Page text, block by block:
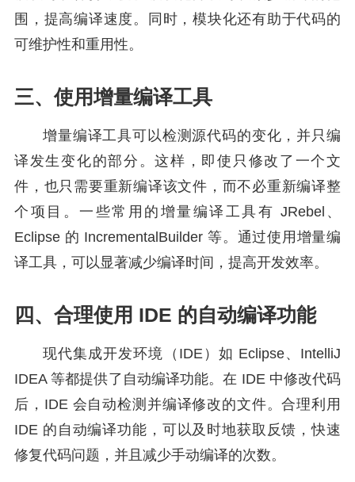
围，提高编译速度。同时，模块化还有助于代码的
可维护性和重用性。
三、使用增量编译工具
增量编译工具可以检测源代码的变化，并只编
译发生变化的部分。这样，即使只修改了一个文
件，也只需要重新编译该文件，而不必重新编译整
个项目。一些常用的增量编译工具有 JRebel、
Eclipse 的 IncrementalBuilder 等。通过使用增量编
译工具，可以显著减少编译时间，提高开发效率。
四、合理使用 IDE 的自动编译功能
现代集成开发环境（IDE）如 Eclipse、IntelliJ
IDEA 等都提供了自动编译功能。在 IDE 中修改代码
后，IDE 会自动检测并编译修改的文件。合理利用
IDE 的自动编译功能，可以及时地获取反馈，快速
修复代码问题，并且减少手动编译的次数。